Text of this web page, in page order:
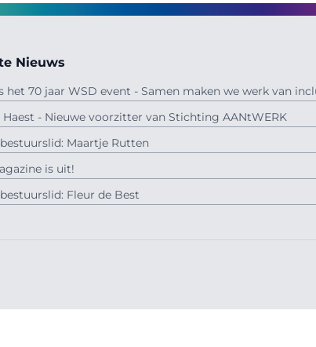
Nieuws
het 70 jaar WSD event - Samen maken we werk van
Haest - Nieuwe voorzitter van Stichting AANtWERK
Maartje Rutten
is uit!
Fleur de Best